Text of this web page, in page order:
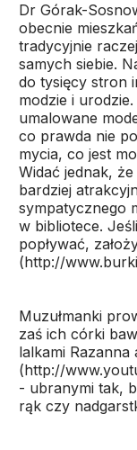
Dr Górak-
obecnie
tradycyjnie
samych siebie.
do tysięcy stron
modzie i
umalowane
co prawda nie
mycia, co jest
Widać jednak,
bardziej
sympatycznego
w bibliotece.
popływać,
(http://
Muzułmanki
zaś ich córki
lalkami Razanna
(http://
- ubranymi tak,
rąk czy